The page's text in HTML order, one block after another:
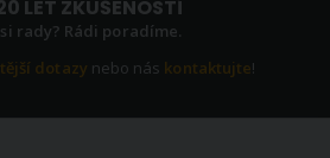
LET ZKUŠENOSTÍ
rady? Rádi poradíme.
dotazy nebo nás kontaktujte!